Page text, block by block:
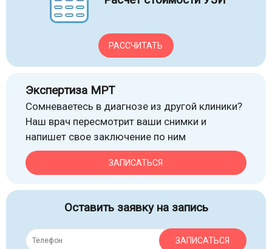
РАССЧИТАТЬ
Экспертиза МРТ
Сомневаетесь в диагнозе из другой клиники?
Наш врач пересмотрит ваши снимки и
напишет свое заключение по ним
ЗАПИСАТЬСЯ
Оставить заявку на запись
ЗАПИСАТЬСЯ